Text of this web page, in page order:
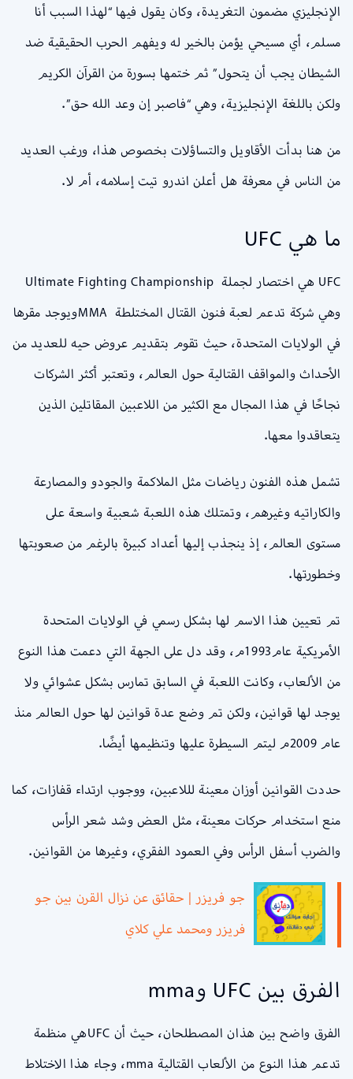
الإنجليزي مضمون التغريدة، وكان يقول فيها “لهذا السبب أنا
مسلم، أي مسيحي يؤمن بالخير له ويفهم الحرب الحقيقية ضد
الشيطان يجب أن يتحول” ثم ختمها بسورة من القرآن الكريم
ولكن باللغة الإنجليزية، وهي “فاصبر إن وعد الله حق”.
من هنا بدأت الأقاويل والتساؤلات بخصوص هذا، ورغب العديد
من الناس في معرفة هل أعلن اندرو تيت إسلامه، أم لا.
ما هي UFC
وهي شركة تدعم لعبة فنون القتال المختلطة MMAويوجد مقرها
في الولايات المتحدة، حيث تقوم بتقديم عروض حيه للعديد من
الأحداث والمواقف القتالية حول العالم، وتعتبر أكثر الشركات
نجاحًا في هذا المجال مع الكثير من اللاعبين المقاتلين الذين
يتعاقدوا معها.
تشمل هذه الفنون رياضات مثل الملاكمة والجودو والمصارعة
والكاراتيه وغيرهم، وتمتلك هذه اللعبة شعبية واسعة على
مستوى العالم، إذ ينجذب إليها أعداد كبيرة بالرغم من صعوبتها
وخطورتها.
تم تعيين هذا الاسم لها بشكل رسمي في الولايات المتحدة
الأمريكية عام1993م، وقد دل على الجهة التي دعمت هذا النوع
من الألعاب، وكانت اللعبة في السابق تمارس بشكل عشوائي ولا
يوجد لها قوانين، ولكن تم وضع عدة قوانين لها حول العالم منذ
عام 2009م ليتم السيطرة عليها وتنظيمها أيضًا.
حددت القوانين أوزان معينة لللاعبين، ووجوب ارتداء قفازات، كما
منع استخدام حركات معينة، مثل العض وشد شعر الرأس
والضرب أسفل الرأس وفي العمود الفقري، وغيرها من القوانين.
جو فريزر | حقائق عن نزال القرن بين جو
فريزر ومحمد علي كلاي
الفرق بين UFC وmma
الفرق واضح بين هذان المصطلحان، حيث أن UFCهي منظمة
تدعم هذا النوع من الألعاب القتالية mma، وجاء هذا الاختلاط